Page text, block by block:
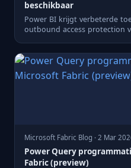
beschikbaar
Power BI krijgt verbeterde
outbound access protection
Microsoft Fabric Blog · 2 Mar
Power Query
Fabric (preview)